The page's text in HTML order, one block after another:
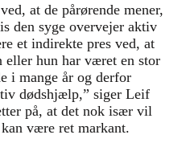
at de pårørende mener,
den syge overvejer aktiv
et indirekte pres ved, at
eller hun har været en stor
i mange år og derfor
dødshjælp,” siger Leif
på, at det nok især vil
være ret markant.